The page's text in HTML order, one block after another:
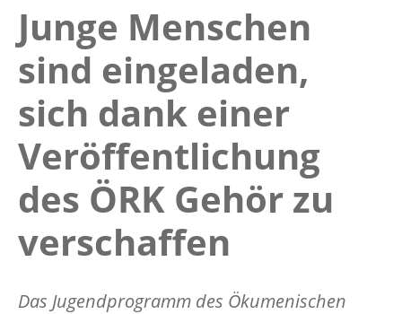
Junge Menschen
sind eingeladen,
sich dank einer
Veröffentlichung
des ÖRK Gehör zu
verschaffen
Das Jugendprogramm des Ökumenischen